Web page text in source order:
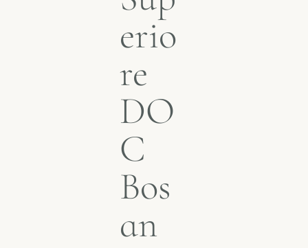
erio
re
DO
C
Bos
an